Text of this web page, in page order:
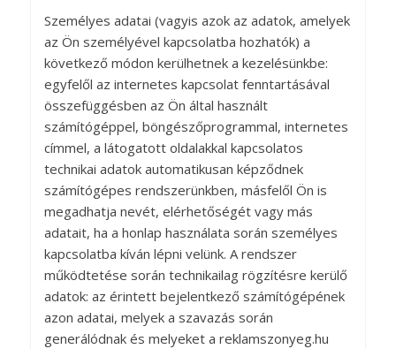
Személyes adatai (vagyis azok az adatok, amelyek
az Ön személyével kapcsolatba hozhatók) a
következő módon kerülhetnek a kezelésünkbe:
egyfelől az internetes kapcsolat fenntartásával
összefüggésben az Ön által használt
számítógéppel, böngészőprogrammal, internetes
címmel, a látogatott oldalakkal kapcsolatos
technikai adatok automatikusan képződnek
számítógépes rendszerünkben, másfelől Ön is
megadhatja nevét, elérhetőségét vagy más
adatait, ha a honlap használata során személyes
kapcsolatba kíván lépni velünk. A rendszer
működtetése során technikailag rögzítésre kerülő
adatok: az érintett bejelentkező számítógépének
azon adatai, melyek a szavazás során
generálódnak és melyeket a reklamszonyeg.hu